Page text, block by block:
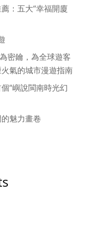
：五大“幸福開廈
密鑰，為全球遊客
氣的城市漫遊指南
“嶼說閩南時光幻
魅力畫卷